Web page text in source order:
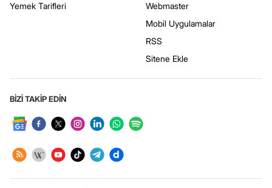
Yemek Tarifleri
Webmaster
Mobil Uygulamalar
RSS
Sitene Ekle
BİZİ TAKİP EDİN